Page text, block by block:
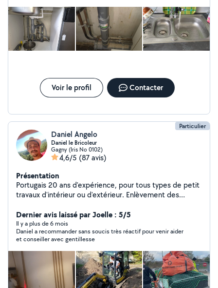
Voir le profil Contacter
Particulier
Daniel Angelo
Daniel le Bricoleur
Gagny (Iris No 0102)
4,6/5 (87 avis)
Présentation
Portugais 20 ans d'expérience, pour tous types de petit
travaux d'intérieur ou d'extérieur. Enlèvement des
services
Dernier avis laissé par Joelle : 5/5
Il y a plus de 6 mois
Daniel a recommander sans soucis très réactif pour venir aider
et conseiller avec gentillesse